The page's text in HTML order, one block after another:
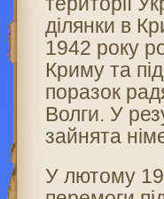
ділянки в
1942 року
Криму та
поразок
Волги. У
зайнята
У лютому